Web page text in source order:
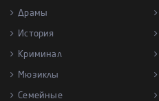
Драмы
История
Криминал
Мюзиклы
Семейные